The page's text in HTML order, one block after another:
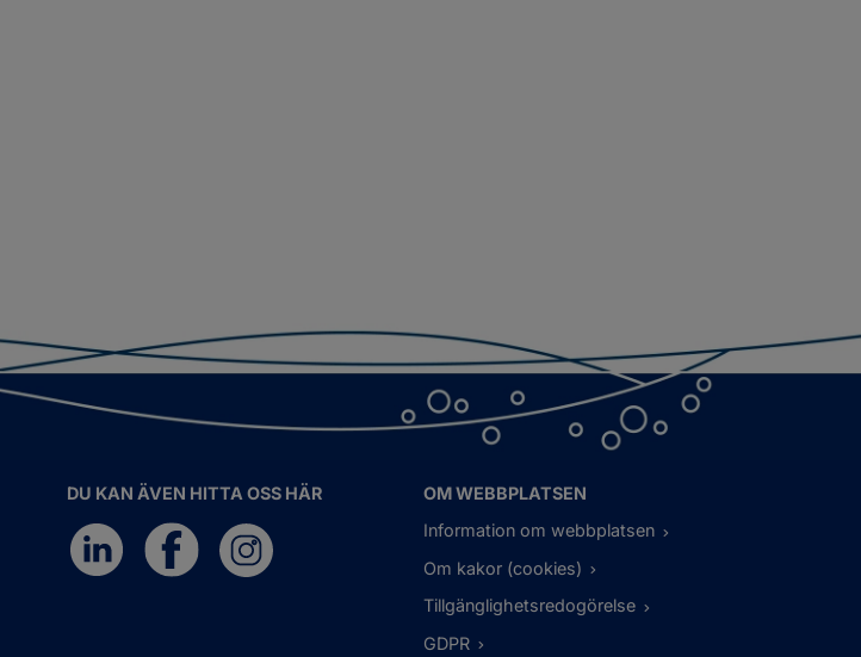
DU KAN ÄVEN HITTA OSS HÄR
OM WEBBPLATSEN
Information om webbplatsen
Om kakor (cookies)
Tillgänglighetsredogörelse
GDPR